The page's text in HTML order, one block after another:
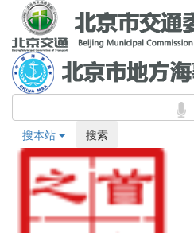
搜本站 搜索